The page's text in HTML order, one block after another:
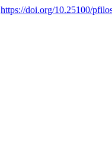
https://doi.org/10.25100/